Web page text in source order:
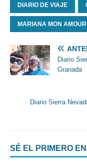
DIARIO DE VIAJE
MARIANA MON AMOUR
Diario
Granada
Diario Sierra
SÉ EL PRIMERO